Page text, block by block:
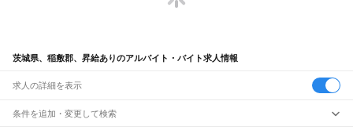
茨城県、稲敷郡、昇給ありのアルバイト・バイト求人情報
求人の詳細を表示
条件を追加・変更して検索